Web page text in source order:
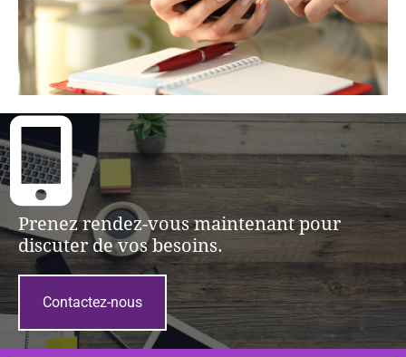
Prenez rendez-vous maintenant pour
discuter de vos besoins.
Contactez-nous